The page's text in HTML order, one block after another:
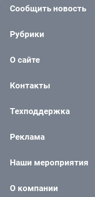
Сообщить новость
Рубрики
О сайте
Контакты
Техподдержка
Реклама
Наши мероприятия
О компании